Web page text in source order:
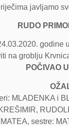
javljamo
RUDO
na groblju
POČIVAO
MLADENKA i
sestre: